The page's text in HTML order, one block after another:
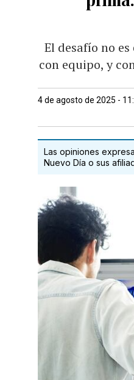
El desafío no
con equipo, y
4 de agosto de 2025 -
Las opiniones
Nuevo Día o sus